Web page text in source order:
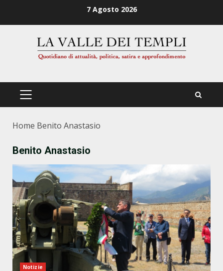
7 Agosto 2026
PRIMÄRES
Home Benito Anastasio
Benito Anastasio
Notizie